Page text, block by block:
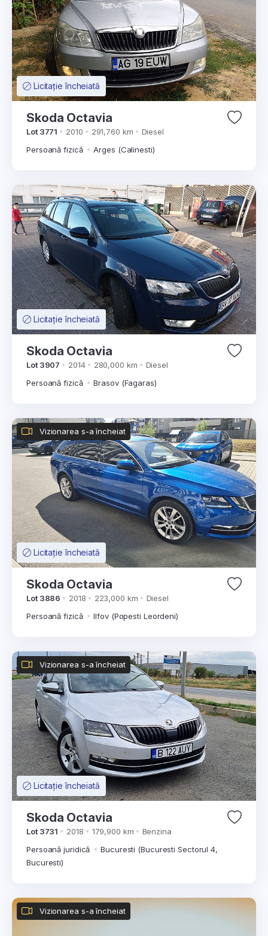
Licitație încheiată
Skoda Octavia
Lot 3771 2010 291,760 km
Diesel
Persoană fizică
Arges (Calinesti)
Licitație încheiată
Skoda Octavia
Lot 3907 2014 280,000 km
Diesel
Persoană fizică
Brasov (Fagaras)
Licitație încheiată
Vizionarea s-a încheiat
Skoda Octavia
Lot 3886 2018 223,000 km
Diesel
Persoană fizică
Ilfov (Popesti Leordeni)
Licitație încheiată
Vizionarea s-a încheiat
Skoda Octavia
Lot 3731 2018 179,900 km
Benzina
Persoană juridică
Bucuresti (Bucuresti Sectorul 4,
Bucuresti)
Vizionarea s-a încheiat